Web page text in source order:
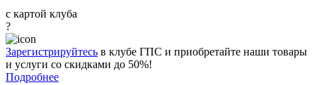
с картой клуба
?
Зарегистрируйтесь в клубе ГПС и приобретайте наши товары
и услуги со скидками до 50%!
Подробнее